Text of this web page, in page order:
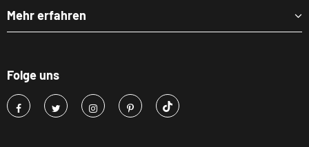
Mehr erfahren
Folge uns